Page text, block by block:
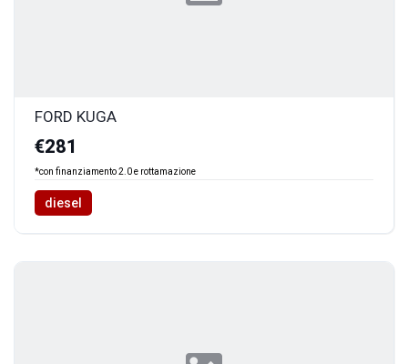
FORD KUGA
€281
*con finanziamento 2.0 e rottamazione
diesel